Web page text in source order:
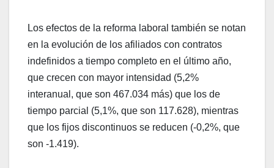
Los efectos de la reforma laboral también se notan
en la evolución de los afiliados con contratos
indefinidos a tiempo completo en el último año,
que crecen con mayor intensidad (5,2%
interanual, que son 467.034 más) que los de
tiempo parcial (5,1%, que son 117.628), mientras
que los fijos discontinuos se reducen (-0,2%, que
son -1.419).